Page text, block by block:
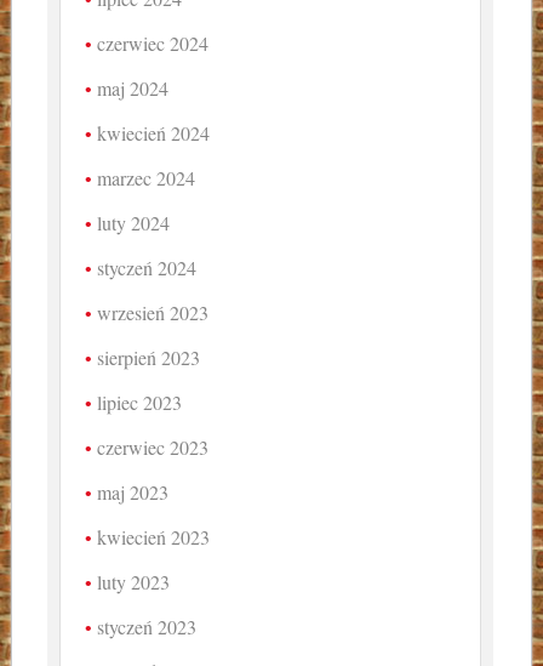
czerwiec 2024
maj 2024
kwiecień 2024
marzec 2024
luty 2024
styczeń 2024
wrzesień 2023
sierpień 2023
lipiec 2023
czerwiec 2023
maj 2023
kwiecień 2023
luty 2023
styczeń 2023